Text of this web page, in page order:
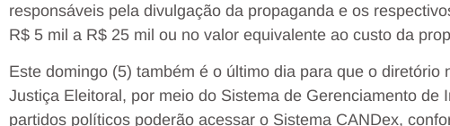
responsáveis pela divulgação da propaganda e os
R$ 5 mil a R$ 25 mil ou no valor equivalente ao custo da
Este domingo (5) também é o último dia para que o diretório
Justiça Eleitoral, por meio do Sistema de Gerenciamento de
partidos políticos poderão acessar o Sistema CANDex,